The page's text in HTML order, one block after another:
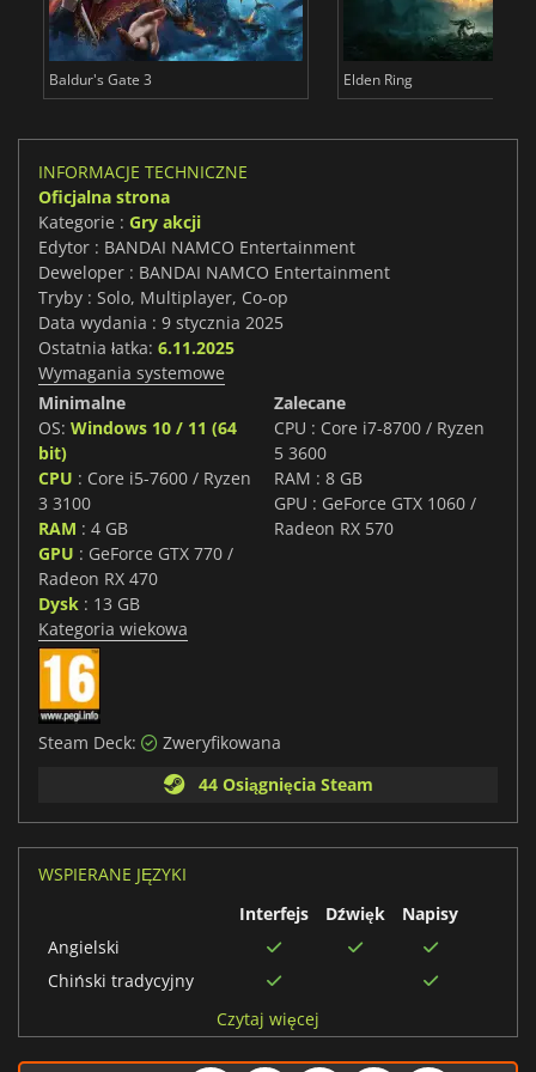
Baldur's Gate 3 Elden Ring
INFORMACJE TECHNICZNE
Oficjalna strona
Kategorie : Gry akcji
Edytor : BANDAI NAMCO Entertainment
Deweloper : BANDAI NAMCO Entertainment
Tryby : Solo, Multiplayer, Co-op
Data wydania : 9 stycznia 2025
Ostatnia łatka: 6.11.2025
Wymagania systemowe
Minimalne
OS: Windows 10 / 11 (64
bit)
CPU : Core i5-7600 / Ryzen
3 3100
RAM : 4 GB
GPU : GeForce GTX 770 /
Radeon RX 470
Dysk : 13 GB
Zalecane
CPU : Core i7-8700 / Ryzen
5 3600
RAM : 8 GB
GPU : GeForce GTX 1060 /
Radeon RX 570
Kategoria wiekowa
Steam Deck:
Zweryfikowana
44 Osiągnięcia Steam
WSPIERANE JĘZYKI
Interfejs
Dźwięk
Napisy
Angielski
Chiński tradycyjny
Brazylijski portugalskiCzytaj więcej